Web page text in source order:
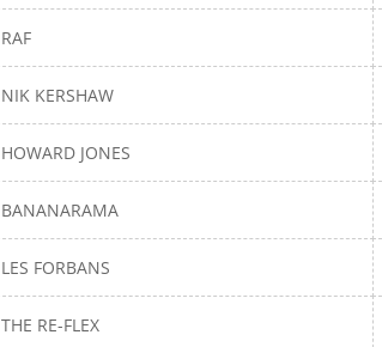
RAF
NIK KERSHAW
HOWARD JONES
BANANARAMA
LES FORBANS
THE RE-FLEX